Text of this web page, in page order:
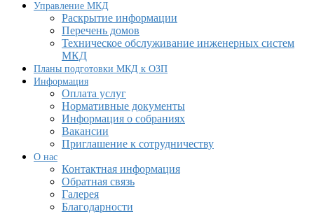
Управление МКД
Раскрытие информации
Перечень домов
Техническое обслуживание инженерных систем
МКД
Планы подготовки МКД к ОЗП
Информация
Оплата услуг
Нормативные документы
Информация о собраниях
Вакансии
Приглашение к сотрудничеству
О нас
Контактная информация
Обратная связь
Галерея
Благодарности